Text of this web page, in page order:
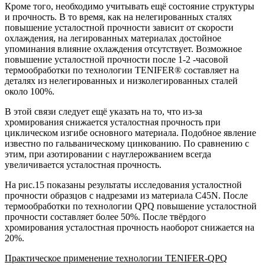
Кроме того, необходимо учитывать ещё состояние структуры
и прочность. В то время, как на нелегированных сталях
повышение усталостной прочности зависит от скорости
охлаждения, на легированных материалах достойное
упоминания влияние охлаждения отсутствует. Возможное
повышение усталостной прочности после 1-2 -часовой
термообработки по технологии TENIFER® составляет на
деталях из нелегированных и низколегированных сталей
около 100%.
В этой связи следует ещё указать на то, что из-за
хромирования снижается усталостная прочность при
циклическом изгибе основного материала. Подобное явление
известно по гальваническому цинкованию. По сравнению с
этим, при азотировании с науглерожванием всегда
увеличивается усталостная прочность.
На рис.15 показаны результаты исследования усталостной
прочности образцов с надрезами из материала C45N. После
термообработки по технологии QPQ повышение усталостной
прочности составляет более 50%. После твёрдого
хромирования усталостная прочность наоборот снижается на
20%.
Практическое применение технологии TENIFER-QPQ